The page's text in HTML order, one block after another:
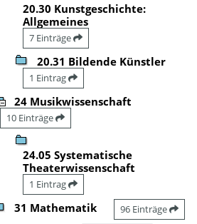
20.30 Kunstgeschichte:
Allgemeines
7 Einträge
20.31 Bildende Künstler
1 Eintrag
24 Musikwissenschaft
10 Einträge
24.05 Systematische
Theaterwissenschaft
1 Eintrag
31 Mathematik 96 Einträge